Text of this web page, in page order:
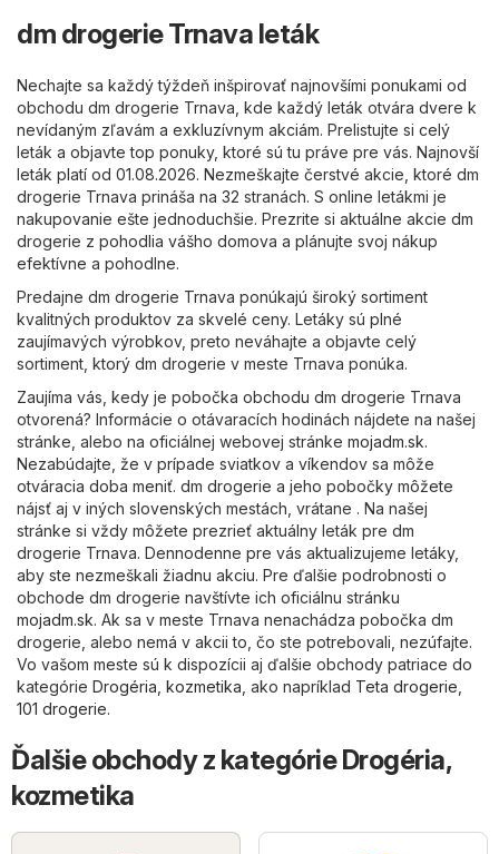
dm drogerie Trnava leták
Nechajte sa každý týždeň inšpirovať najnovšími ponukami od
obchodu dm drogerie Trnava, kde každý leták otvára dvere k
nevídaným zľavám a exkluzívnym akciám. Prelistujte si celý
leták a objavte top ponuky, ktoré sú tu práve pre vás. Najnovší
leták platí od 01.08.2026. Nezmeškajte čerstvé akcie, ktoré dm
drogerie Trnava prináša na 32 stranách. S online letákmi je
nakupovanie ešte jednoduchšie. Prezrite si aktuálne akcie dm
drogerie z pohodlia vášho domova a plánujte svoj nákup
efektívne a pohodlne.
Predajne dm drogerie Trnava ponúkajú široký sortiment
kvalitných produktov za skvelé ceny. Letáky sú plné
zaujímavých výrobkov, preto neváhajte a objavte celý
sortiment, ktorý dm drogerie v meste Trnava ponúka.
Zaujíma vás, kedy je pobočka obchodu dm drogerie Trnava
otvorená? Informácie o otávaracích hodinách nájdete na našej
stránke, alebo na oficiálnej webovej stránke mojadm.sk.
Nezabúdajte, že v prípade sviatkov a víkendov sa môže
otváracia doba meniť. dm drogerie a jeho pobočky môžete
nájsť aj v iných slovenských mestách, vrátane . Na našej
stránke si vždy môžete prezrieť aktuálny leták pre dm
drogerie Trnava. Dennodenne pre vás aktualizujeme letáky,
aby ste nezmeškali žiadnu akciu. Pre ďalšie podrobnosti o
obchode dm drogerie navštívte ich oficiálnu stránku
mojadm.sk. Ak sa v meste Trnava nenachádza pobočka dm
drogerie, alebo nemá v akcii to, čo ste potrebovali, nezúfajte.
Vo vašom meste sú k dispozícii aj ďalšie obchody patriace do
kategórie Drogéria, kozmetika , ako napríklad Teta drogerie
101 drogerie.
Ďalšie obchody z kategórie Drogéria,
kozmetika